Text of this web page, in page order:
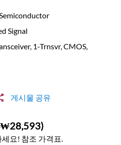
Signal
1-Trnsvr, CMOS,
게시물 공유
₩28,593)
요! 참조 가격표.